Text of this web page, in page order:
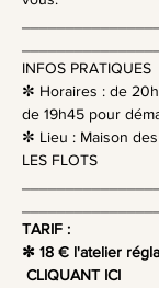
INFOS PRATIQUES
✼ Horaires : de
de 19h45 pour
✼ Lieu : Maison
LES FLOTS
TARIF :
✼ 18 € l'atelier
CLIQUANT ICI